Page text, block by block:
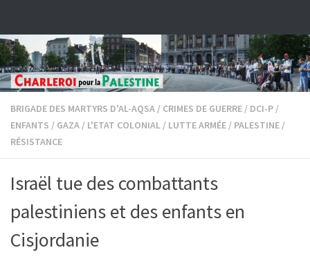
BRIGADE DES MARTYRS D'AL-AQSA / CRIMES DE GUERRE / DCI-P /
ENFANTS / GAZA / L'ETAT COLONIAL / LUTTE ARMÉE / PALESTINE /
RÉSISTANCE
Israël tue des combattants
palestiniens et des enfants en
Cisjordanie